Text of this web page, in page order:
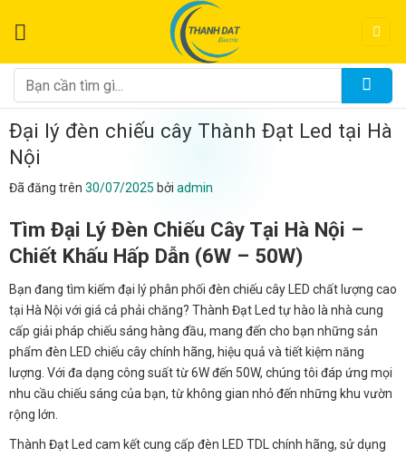
dung
Tìm
kiếm:
Đại lý đèn chiếu cây Thành Đạt Led tại Hà
Nội
Đã đăng trên 30/07/2025 bởi admin
Tìm Đại Lý Đèn Chiếu Cây Tại Hà Nội –
Chiết Khấu Hấp Dẫn (6W – 50W)
Bạn đang tìm kiếm đại lý phân phối đèn chiếu cây LED chất lượng cao
tại Hà Nội với giá cả phải chăng? Thành Đạt Led tự hào là nhà cung
cấp giải pháp chiếu sáng hàng đầu, mang đến cho bạn những sản
phẩm đèn LED chiếu cây chính hãng, hiệu quả và tiết kiệm năng
lượng. Với đa dạng công suất từ 6W đến 50W, chúng tôi đáp ứng mọi
nhu cầu chiếu sáng của bạn, từ không gian nhỏ đến những khu vườn
rộng lớn.
Thành Đạt Led cam kết cung cấp đèn LED TDL chính hãng, sử dụng